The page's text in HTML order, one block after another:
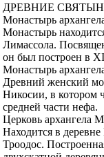
ДРЕВНИЕ
Монастырь
Монастырь
Лимассола.
он был построен в
Монастырь
Древний женский
Никосии, в котором
средней части нефа.
Церковь архангела
Находится в
Троодос.